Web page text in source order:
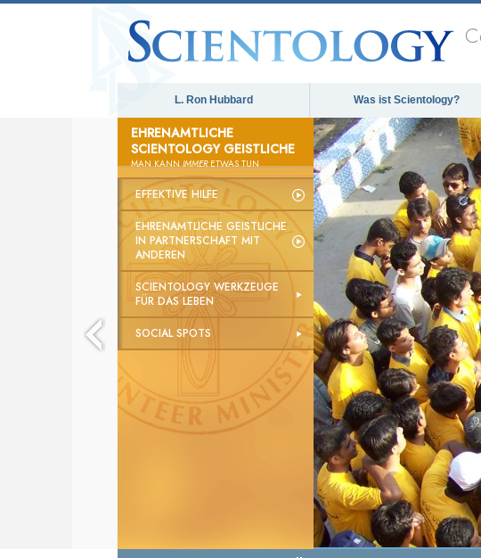
L. Ron Hubbard Was ist Scientology?
EHRENAMTLICHE
SCIENTOLOGY GEISTLICHE
MAN KANNIMMERETWAS TUN
EFFEKTIVE HILFE
EHRENAMTLICHE GEISTLICHE
IN PARTNERSCHAFT MIT
ANDEREN
SCIENTOLOGY WERKZEUGE
FÜR DAS LEBEN
SOCIAL SPOTS
The media could